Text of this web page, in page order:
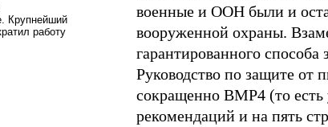
военные и ООН были и
вооруженной охраны.
гарантированного
Руководство по защите от
сокращенно ВМР4 (то есть
рекомендаций и на пять